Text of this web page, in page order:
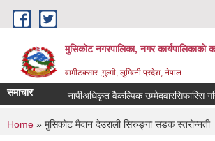
Skip to main content
मुसिकोट नगरपालिका, नगर कार्यपालिकाकाे
वामीटक्सार ,गुल्मी, लुम्बिनी प्रदेश, नेपाल
समाचार नापीअधिकृत वैकल्पिक उम्मेदवारसिफारिस
You are here
Home » मुसिकोट मैदान देउराली सिरुङ्गा सडक स्तरोन्नती